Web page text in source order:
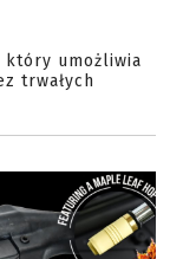
umożliwia
trwałych